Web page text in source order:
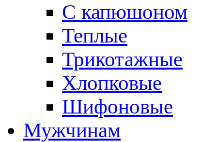
С капюшоном
Теплые
Трикотажные
Хлопковые
Шифоновые
Мужчинам